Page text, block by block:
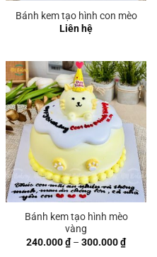
Bánh kem tạo hình con mèo
Liên hệ
Bánh kem tạo hình mèo
vàng
240.000₫ – 300.000₫
giá: